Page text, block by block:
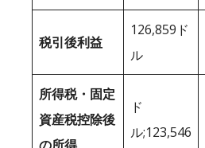
税引後利益
126,859ド
ル
所得税・固定
資産税控除後
ド
ル;123,546